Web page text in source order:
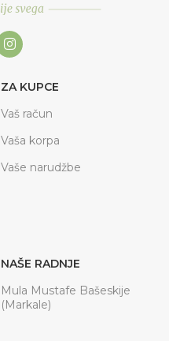
ZA KUPCE
Vaš račun
Vaša korpa
Vaše narudžbe
NAŠE RADNJE
Mula Mustafe Bašeskije
(Markale)